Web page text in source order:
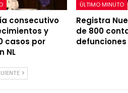
consecutivo
y
casos por
NL
ÚLTIMO MINUTO
Registra
de 800
defunciones